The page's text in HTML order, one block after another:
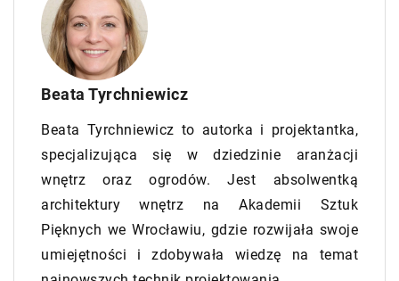
Beata Tyrchniewicz
Beata Tyrchniewicz to autorka i projektantka,
specjalizująca się w dziedzinie aranżacji
wnętrz oraz ogrodów. Jest absolwentką
architektury wnętrz na Akademii Sztuk
Pięknych we Wrocławiu, gdzie rozwijała swoje
umiejętności i zdobywała wiedzę na temat